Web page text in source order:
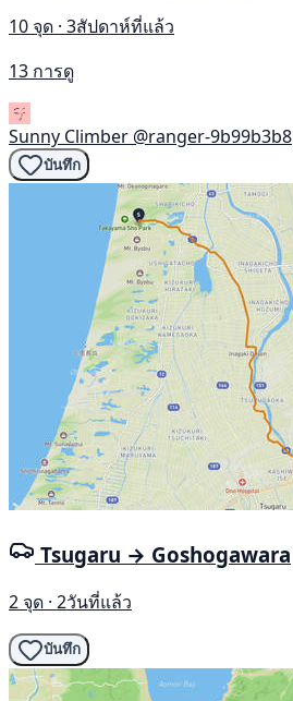
10 จุด · 3สัปดาห์ที่แล้ว
13 การดู
Sunny Climber @ranger-9b99b3b8
บันทึก
Tsugaru → Goshogawara
2 จุด · 2วันที่แล้ว
บันทึก